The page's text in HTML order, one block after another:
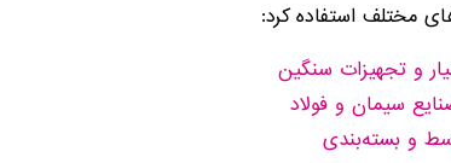
مختلف استفاده کرد:
و تجهیزات سنگین
سیمان و فولاد
و بسته‌بندی